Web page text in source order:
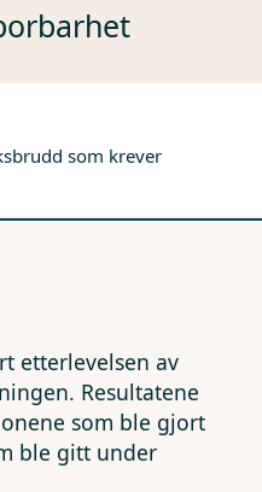
som krever
etterlevelsen av
Resultatene
som ble gjort
ble gitt under